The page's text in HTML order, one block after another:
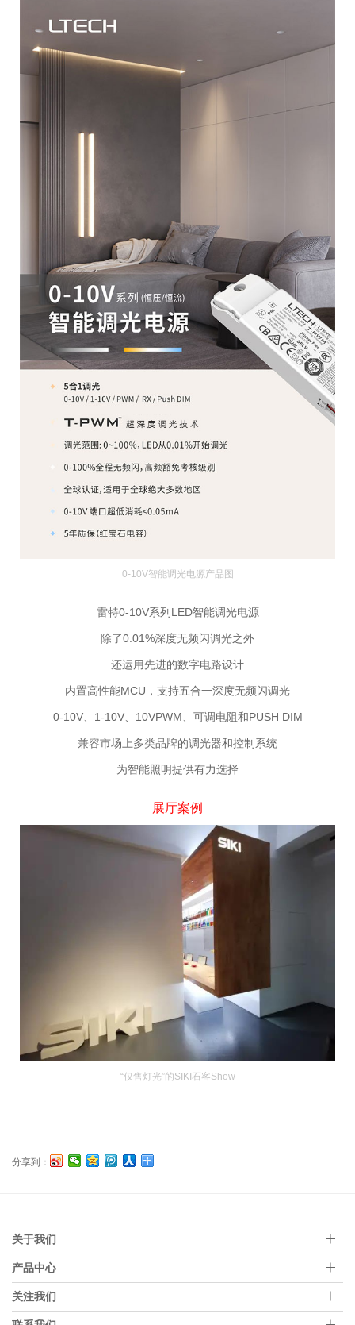
0-10V智能调光电源产品图
雷特0-10V系列LED智能调光电源
除了0.01%深度无频闪调光之外
还运用先进的数字电路设计
内置高性能MCU，支持五合一深度无频闪调光
0-10V、1-10V、10VPWM、可调电阻和PUSH DIM
兼容市场上多类品牌的调光器和控制系统
为智能照明提供有力选择
展厅案例
“仅售灯光”的SIKI石客Show
分享到：
关于我们
产品中心
关注我们